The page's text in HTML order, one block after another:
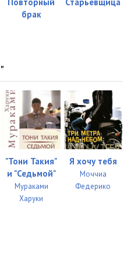
05:01
05:00
05:01
05:01
Повторный
брак
Старьевщица
"
"Тони Такия"
и "Седьмой"
Мураками
Харуки
Я хочу тебя
Моччиа
Федерико